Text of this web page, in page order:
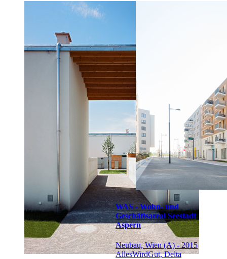
WAS - Wohn- und
Geschäftsareal Seestadt
Aspern
Neubau, Wien (A) - 2015
AllesWirdGut, Delta